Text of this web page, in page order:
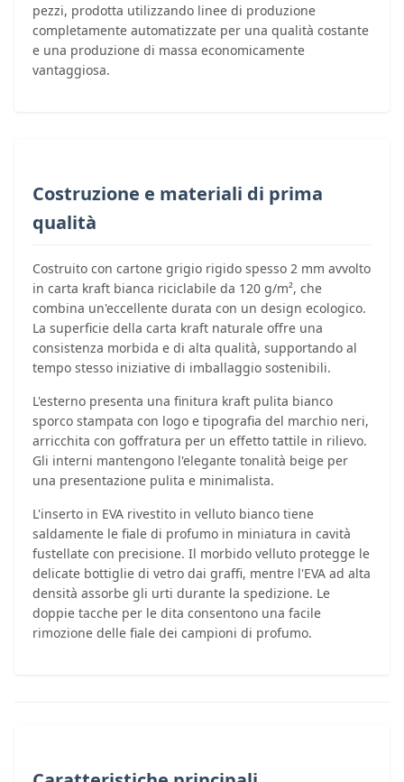
pezzi, prodotta utilizzando linee di produzione
completamente automatizzate per una qualità costante
e una produzione di massa economicamente
vantaggiosa.
Costruzione e materiali di prima
qualità
Costruito con cartone grigio rigido spesso 2 mm avvolto
in carta kraft bianca riciclabile da 120 g/m², che
combina un'eccellente durata con un design ecologico.
La superficie della carta kraft naturale offre una
consistenza morbida e di alta qualità, supportando al
tempo stesso iniziative di imballaggio sostenibili.
L'esterno presenta una finitura kraft pulita bianco
sporco stampata con logo e tipografia del marchio neri,
arricchita con goffratura per un effetto tattile in rilievo.
Gli interni mantengono l'elegante tonalità beige per
una presentazione pulita e minimalista.
L'inserto in EVA rivestito in velluto bianco tiene
saldamente le fiale di profumo in miniatura in cavità
fustellate con precisione. Il morbido velluto protegge le
delicate bottiglie di vetro dai graffi, mentre l'EVA ad alta
densità assorbe gli urti durante la spedizione. Le
doppie tacche per le dita consentono una facile
rimozione delle fiale dei campioni di profumo.